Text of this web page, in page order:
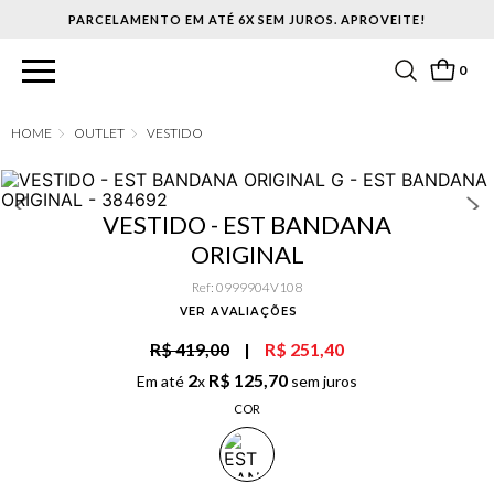
PARCELAMENTO EM ATÉ 6X SEM JUROS. APROVEITE!
0
OUTLET VESTIDO
VESTIDO - EST BANDANA
ORIGINAL
Ref: 0999904V108
VER AVALIAÇÕES
R$ 419,00 | R$ 251,40
Em até 2x R$ 125,70 sem juros
COR